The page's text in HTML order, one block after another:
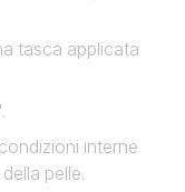
tasca applicata
interne
pelle.